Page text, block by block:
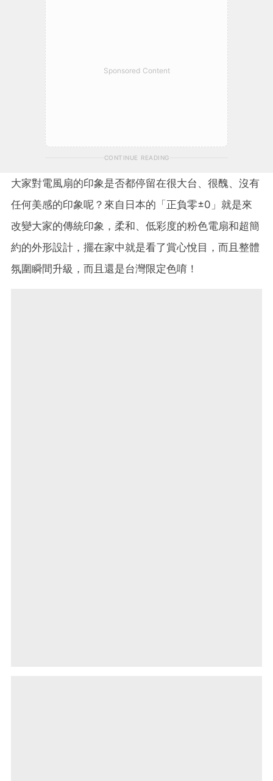
Sponsored Content
CONTINUE READING
大家對電風扇的印象是否都停留在很大台、很醜、沒有
任何美感的印象呢？來自日本的「正負零±0」就是來
改變大家的傳統印象，柔和、低彩度的粉色電扇和超簡
約的外形設計，擺在家中就是看了賞心悅目，而且整體
氛圍瞬間升級，而且還是台灣限定色唷！